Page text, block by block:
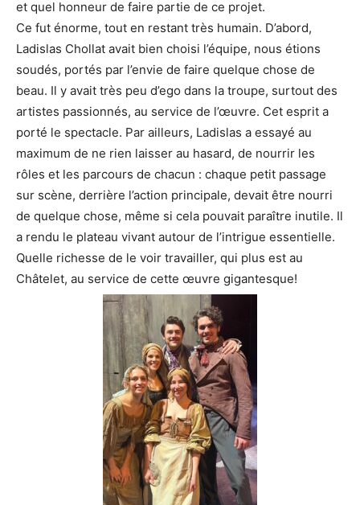
et quel honneur de faire partie de ce projet.
Ce fut énorme, tout en restant très humain. D’abord,
Ladislas Chollat avait bien choisi l’équipe, nous étions
soudés, portés par l’envie de faire quelque chose de
beau. Il y avait très peu d’ego dans la troupe, surtout des
artistes passionnés, au service de l’œuvre. Cet esprit a
porté le spectacle. Par ailleurs, Ladislas a essayé au
maximum de ne rien laisser au hasard, de nourrir les
rôles et les parcours de chacun : chaque petit passage
sur scène, derrière l’action principale, devait être nourri
de quelque chose, même si cela pouvait paraître inutile. Il
a rendu le plateau vivant autour de l’intrigue essentielle.
Quelle richesse de le voir travailler, qui plus est au
Châtelet, au service de cette œuvre gigantesque!